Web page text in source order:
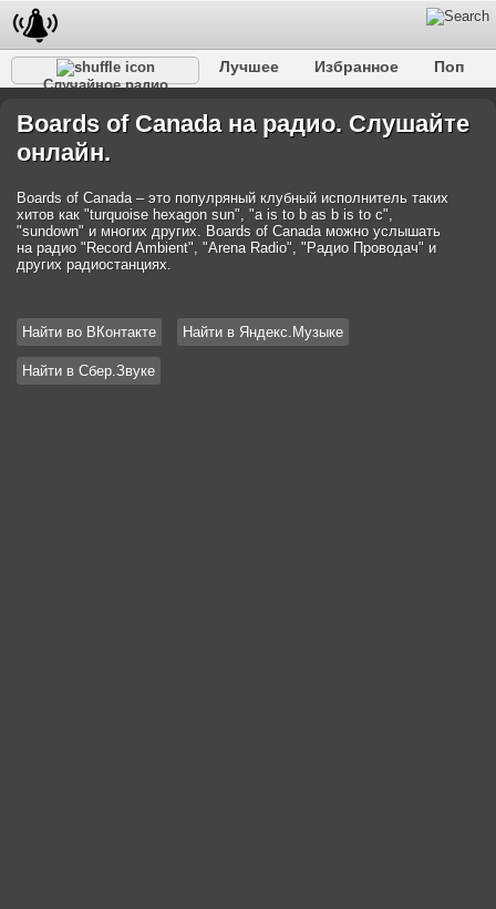
Случайное радио
Лучшее Избранное
Поп
Разговорное
Рэп Транс Дип-хаус
Фолк
Джаз
Детское
Boards of Canada на радио. Слушайте
онлайн.
Boards of Canada – это популряный клубный исполнитель таких
хитов как "turquoise hexagon sun", "a is to b as b is to c",
"sundown" и многих других. Boards of Canada можно услышать
на радио "Record Ambient", "Arena Radio", "Радио Проводач" и
других радиостанциях.
Найти во ВКонтакте Найти в Яндекс.Музыке
Найти в Сбер.Звуке